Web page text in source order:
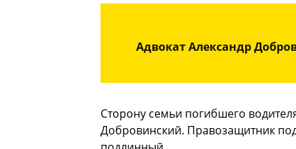
Адвокат Александр
Сторону семьи погибшего
Добровинский. Правозащитник